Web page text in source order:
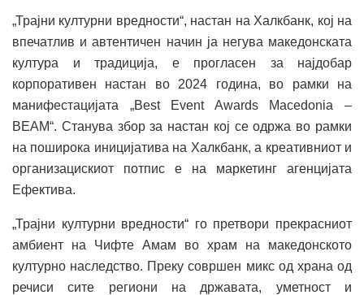
„Трајни културни вредности“, настан на Халкбанк, кој на
впечатлив и автентичен начин ја негува македонската
култура и традиција, е прогласен за најдобар
корпоративен настан во 2024 година, во рамки на
манифестацијата „Best Event Awards Macedonia –
BEAM“. Станува збор за настан кој се одржа во рамки
на поширока иницијатива на Халкбанк, а креативниот и
организацискиот потпис е на маркетинг агенцијата
Ефектива.
„Трајни културни вредности“ го претвори прекрасниот
амбиент на Чифте Амам во храм на македонското
културно наследство. Преку совршен микс од храна од
речиси сите региони на државата, уметност и